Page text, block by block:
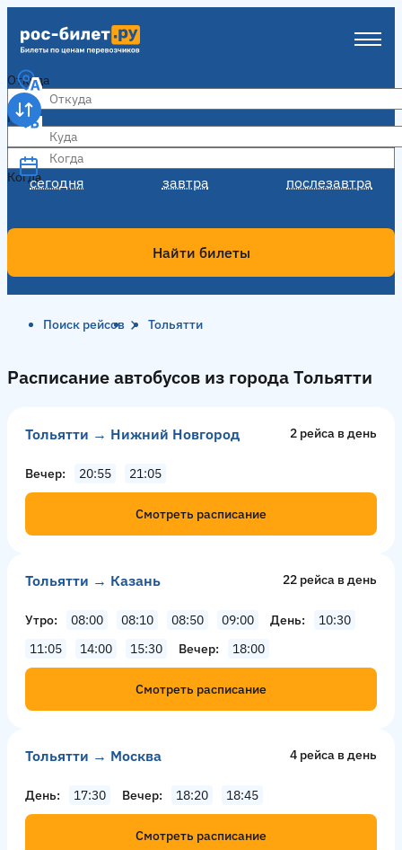
Откуда
Куда
Когда
сегодня завтра послезавтра
Когда
Найти билеты
Поиск рейсов Тольятти
Расписание автобусов из города Тольятти
Тольятти → Нижний Новгород 2 рейсa в день
Вечер 20:55 21:05
Смотреть расписание
Тольятти → Казань 22 рейсa в день
Утро 08:00 08:10 08:50 09:00 День
10:30
11:05
14:00 15:30 Вечер 18:00
Смотреть расписание
Тольятти → Москва 4 рейсa в день
День 17:30 Вечер 18:20 18:45
Смотреть расписание